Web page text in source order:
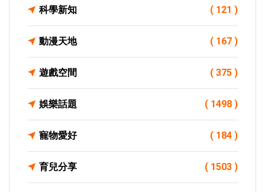
科學新知 ( 121 )
動漫天地 ( 167 )
遊戲空間 ( 375 )
娛樂話題 ( 1498 )
寵物愛好 ( 184 )
育兒分享 ( 1503 )